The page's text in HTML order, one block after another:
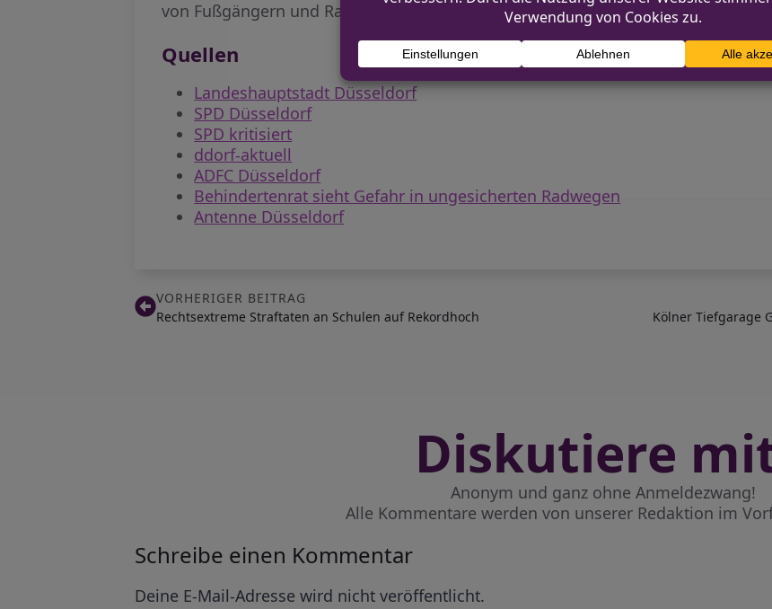
von Fußgängern und Radfahrern auf der Schadowstraße steht weiterhin aus.
Quellen
Landeshauptstadt Düsseldorf
SPD Düsseldorf
SPD kritisiert
ddorf-aktuell
ADFC Düsseldorf
Behindertenrat sieht Gefahr in ungesicherten Radwegen
Antenne Düsseldorf
VORHERIGER BEITRAG
Rechtsextreme Straftaten an Schulen auf Rekordhoch
Kölner Tiefgarage
Diskutiere
Anonym und ganz ohne Anmeldezwang!
Alle Kommentare werden von unserer Redaktion im
Schreibe einen Kommentar
Deine E-Mail-Adresse wird nicht veröffentlicht.